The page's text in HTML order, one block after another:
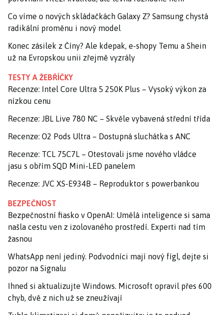
Co víme o nových skládačkách Galaxy Z? Samsung chystá
radikální proměnu i nový model
Konec zásilek z Číny? Ale kdepak, e-shopy Temu a Shein
už na Evropskou unii zřejmě vyzrály
TESTY A ŽEBŘÍČKY
Recenze: Intel Core Ultra 5 250K Plus – Vysoký výkon za
nízkou cenu
Recenze: JBL Live 780 NC – Skvěle vybavená střední třída
Recenze: O2 Pods Ultra – Dostupná sluchátka s ANC
Recenze: TCL 75C7L – Otestovali jsme nového vládce
jasu s obřím SQD Mini-LED panelem
Recenze: JVC XS-E934B – Reproduktor s powerbankou
BEZPEČNOST
Bezpečnostní fiasko v OpenAI: Umělá inteligence si sama
našla cestu ven z izolovaného prostředí. Experti nad tím
žasnou
WhatsApp není jediný. Podvodníci mají nový fígl, dejte si
pozor na Signalu
Ihned si aktualizujte Windows. Microsoft opravil přes 600
chyb, dvě z nich už se zneužívají